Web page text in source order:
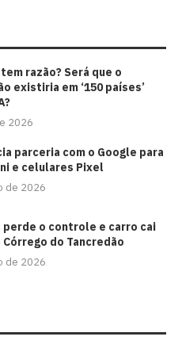
razão? Será que o
existiria em ‘150 países’
2026
parceria com o Google para
e celulares Pixel
de 2026
o controle e carro cai
do Tancredão
de 2026